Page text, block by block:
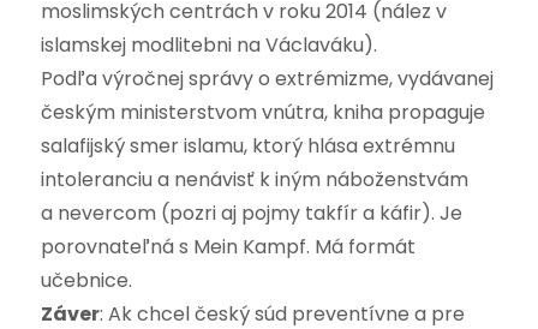
moslimských centrách v roku 2014 (nález v
islamskej modlitebni na Václaváku).
Podľa výročnej správy o extrémizme, vydávanej
českým ministerstvom vnútra, kniha propaguje
salafijský smer islamu, ktorý hlása extrémnu
intoleranciu a nenávisť k iným náboženstvám
a nevercom (pozri aj pojmy takfír a káfir). Je
porovnateľná s Mein Kampf. Má formát
učebnice.
Záver: Ak chcel český súd preventívne a pre